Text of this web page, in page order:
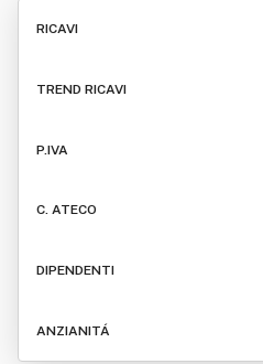
RICAVI
TREND RICAVI
P.IVA
C. ATECO
DIPENDENTI
ANZIANITÁ